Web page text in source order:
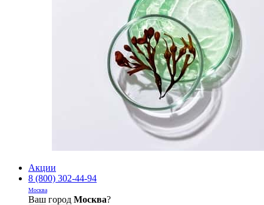
Акции
8 (800) 302-44-94
Москва
Ваш город Москва?